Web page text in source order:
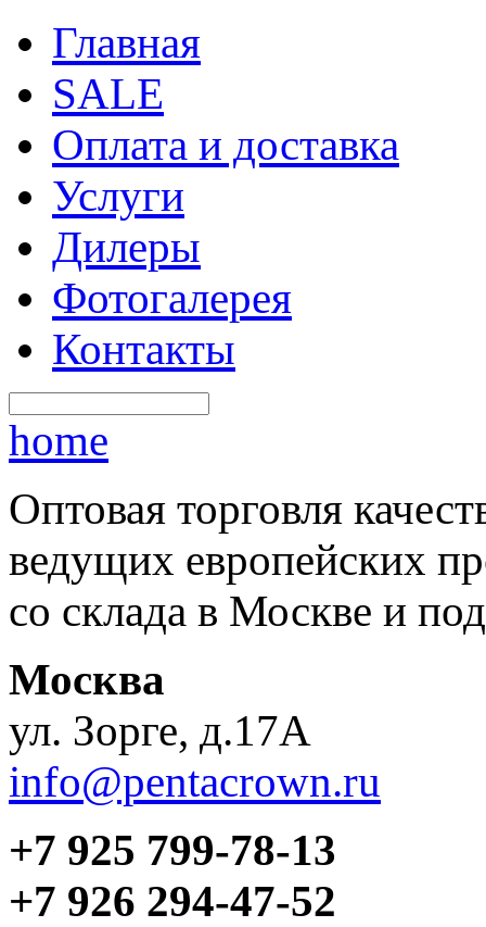
Главная
SALE
Оплата и доставка
Услуги
Дилеры
Фотогалерея
Контакты
home
Оптовая торговля
ведущих европейских
со склада в Москве и под
Москва
ул. Зорге, д.17А
info@pentacrown.ru
+7 925 799-78-13
+7 926 294-47-52